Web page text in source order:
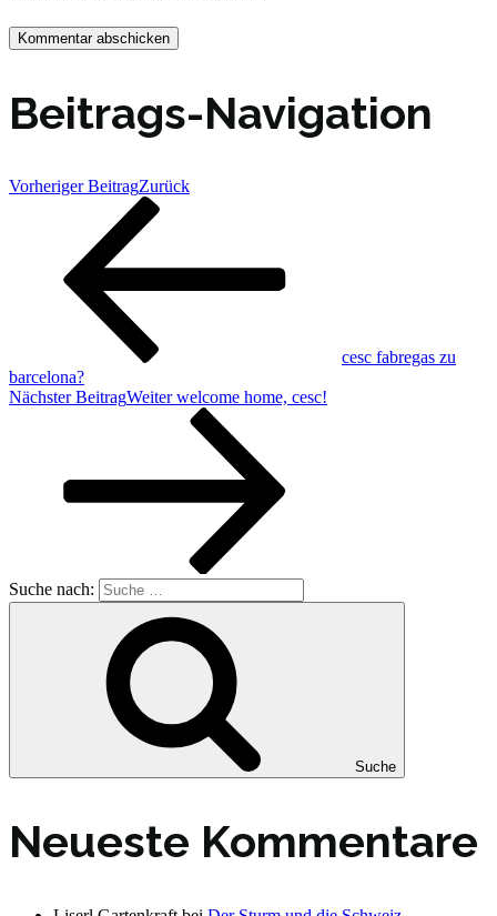
Beitrags-Navigation
Vorheriger BeitragZurück
cesc fabregas zu
barcelona?
Nächster BeitragWeiter welcome home, cesc!
Suche nach:
Suche
Neueste Kommentare